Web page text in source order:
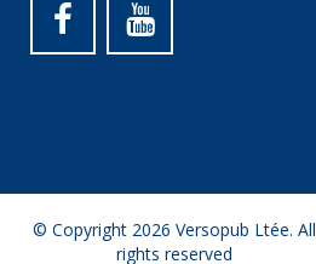
© Copyright 2026 Versopub Ltée. All
rights reserved